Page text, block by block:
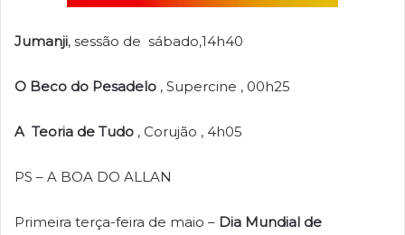
Jumanji, sessão de sábado,14h40
O Beco do Pesadelo , Supercine , 00h25
A Teoria de Tudo , Corujão , 4h05
PS – A BOA DO ALLAN
Primeira terça-feira de maio – Dia Mundial de